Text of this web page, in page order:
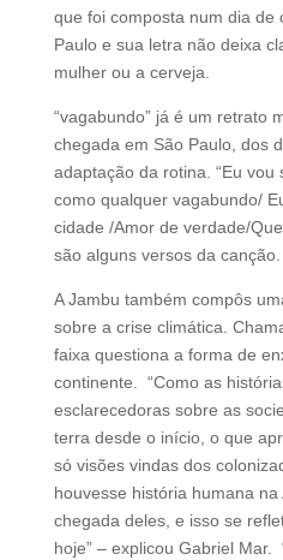
que foi composta num dia de
Paulo e sua letra não deixa
mulher ou a cerveja.
“vagabundo” já é um retrato
chegada em São Paulo, dos
adaptação da rotina. “Eu
como qualquer vagabundo/
cidade /Amor de verdade/
são alguns versos da canção.
A Jambu também compôs
sobre a crise climática.
faixa questiona a forma de
continente. “Como as
esclarecedoras sobre as
terra desde o início, o que
só visões vindas dos
houvesse história humana
chegada deles, e isso se
hoje” – explicou Gabriel Mar.